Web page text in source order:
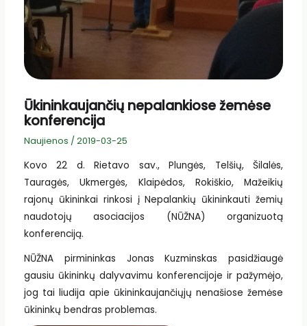
Ūkininkaujančių nepalankiose žemėse
konferencija
Naujienos / 2019-03-25
Kovo 22 d. Rietavo sav., Plungės, Telšių, Šilalės,
Tauragės, Ukmergės, Klaipėdos, Rokiškio, Mažeikių
rajonų ūkininkai rinkosi į Nepalankių ūkininkauti žemių
naudotojų asociacijos (NŪŽNA) organizuotą
konferenciją.
NŪŽNA pirmininkas Jonas Kuzminskas pasidžiaugė
gausiu ūkininkų dalyvavimu konferencijoje ir pažymėjo,
jog tai liudija apie ūkininkaujančiųjų nenašiose žemėse
ūkininkų bendras problemas.